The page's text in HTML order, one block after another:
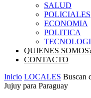
SALUD
POLICIALES
ECONOMIA
POLITICA
QUIENES
CONTACTO
Inicio LOCALES Buscan
Jujuy para Paraguay